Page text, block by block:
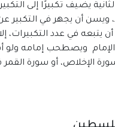
الثانية يضيف تكبيرًا
ويسن أن يجهر في التكبير
يتبعه في عدد
الإمام ويصطحب إمامه
الإخلاص، أو سورة القمر